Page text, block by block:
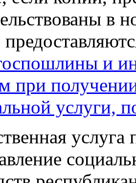
в
и
при
услуги,
услуга